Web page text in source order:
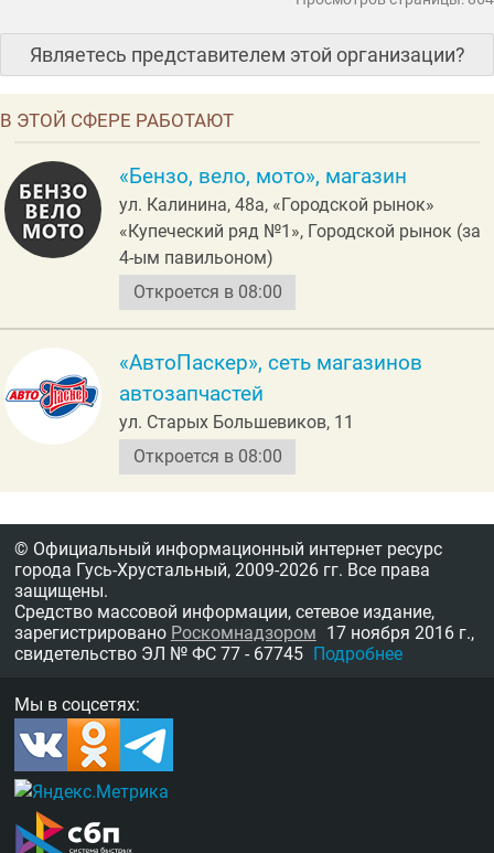
Являетесь представителем этой организации?
В ЭТОЙ СФЕРЕ РАБОТАЮТ
«Бензо, вело, мото», магазин
ул. Калинина, 48а, «Городской рынок»
«Купеческий ряд №1», Городской рынок (за
4-ым павильоном)
Откроется в 08:00
«АвтоПаскер», сеть магазинов
автозапчастей
ул. Старых Большевиков, 11
Откроется в 08:00
© Официальный информационный интернет ресурс
города Гусь-Хрустальный, 2009-2026 гг. Все права
защищены.
Средство массовой информации, сетевое издание,
зарегистрировано Роскомнадзором 17 ноября 2016 г.,
свидетельство ЭЛ № ФС 77 - 67745 Подробнее
Мы в соцсетях: